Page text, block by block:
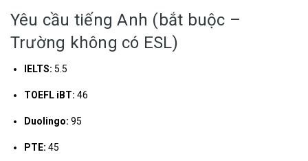
Yêu cầu tiếng Anh (bắt buộc –
Trường không có ESL)
IELTS: 5.5
TOEFL iBT: 46
Duolingo: 95
PTE: 45